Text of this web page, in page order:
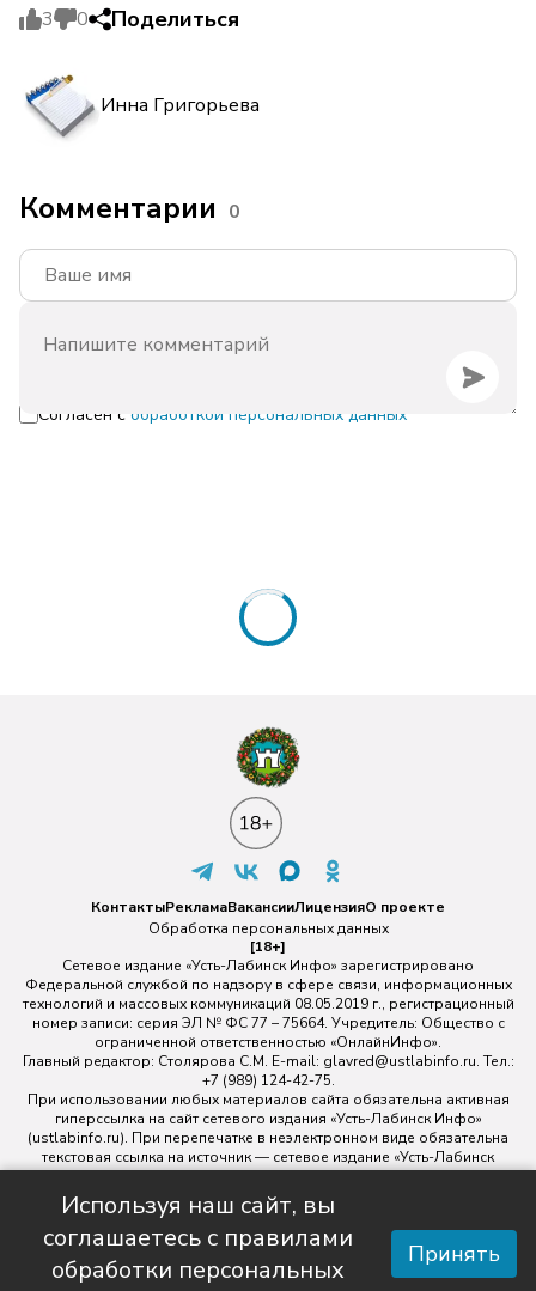
3 0 Поделиться
Инна Григорьева
Комментарии 0
Согласен с обработкой персональных данных
Используя наш сайт, вы
соглашаетесь с правилами
обработки персональных
Принять
КонтактыРекламаВакансииЛицензияО проекте
Обработка персональных данных
[18+]
Сетевое издание «Усть-Лабинск Инфо» зарегистрировано
Федеральной службой по надзору в сфере связи, информационных
технологий и массовых коммуникаций 08.05.2019 г., регистрационный
номер записи: серия ЭЛ № ФС 77 – 75664. Учредитель: Общество с
ограниченной ответственностью «ОнлайнИнфо».
Главный редактор: Столярова С.М. E-mail: glavred@ustlabinfo.ru. Тел.:
+7 (989) 124-42-75.
При использовании любых материалов сайта обязательна активная
гиперссылка на сайт сетевого издания «Усть-Лабинск Инфо»
(ustlabinfo.ru). При перепечатке в неэлектронном виде обязательна
текстовая ссылка на источник — сетевое издание «Усть-Лабинск
инфо».
Использование фото- и видеоматериалов без письменного
разрешения редакции сетевого издания «Усть-Лабинск Инфо» не
допускается.